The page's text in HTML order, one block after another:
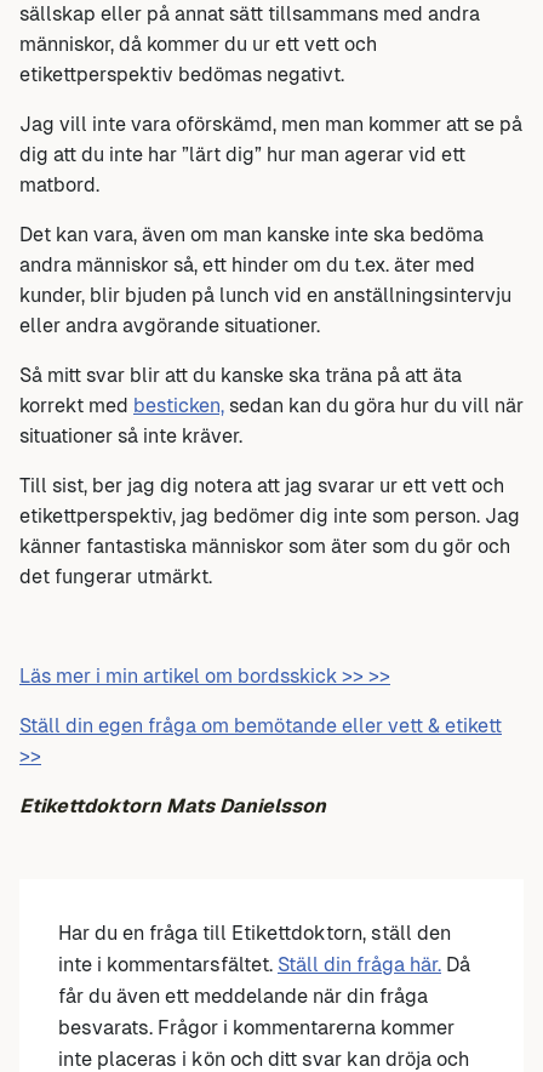
sällskap eller på annat sätt tillsammans med andra
människor, då kommer du ur ett vett och
etikettperspektiv bedömas negativt.
Jag vill inte vara oförskämd, men man kommer att se på
dig att du inte har ”lärt dig” hur man agerar vid ett
matbord.
Det kan vara, även om man kanske inte ska bedöma
andra människor så, ett hinder om du t.ex. äter med
kunder, blir bjuden på lunch vid en anställningsintervju
eller andra avgörande situationer.
Så mitt svar blir att du kanske ska träna på att äta
korrekt med besticken, sedan kan du göra hur du vill när
situationer så inte kräver.
Till sist, ber jag dig notera att jag svarar ur ett vett och
etikettperspektiv, jag bedömer dig inte som person. Jag
känner fantastiska människor som äter som du gör och
det fungerar utmärkt.
Läs mer i min artikel om bordsskick >> >>
Ställ din egen fråga om bemötande eller vett & etikett
>>
Etikettdoktorn Mats Danielsson
Har du en fråga till Etikettdoktorn, ställ den
inte i kommentarsfältet. Ställ din fråga här. Då
får du även ett meddelande när din fråga
besvarats. Frågor i kommentarerna kommer
inte placeras i kön och ditt svar kan dröja och